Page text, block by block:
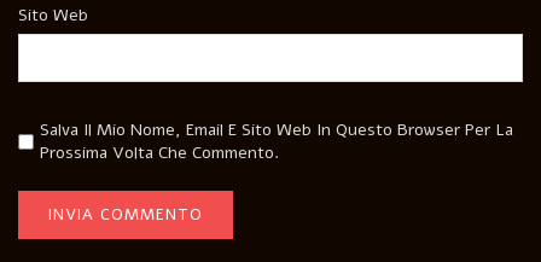
Sito Web
Salva Il Mio Nome, Email E Sito Web In Questo Browser Per La
Prossima Volta Che Commento.